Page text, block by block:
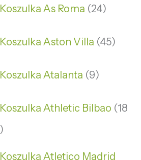
Koszulka As Roma 24
Koszulka Aston Villa 45
Koszulka Atalanta 9
Koszulka Athletic Bilbao 18
Koszulka Atletico Madrid